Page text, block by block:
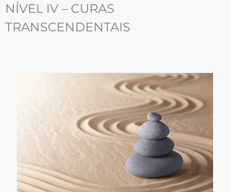
NÍVEL IV – CURAS
TRANSCENDENTAIS